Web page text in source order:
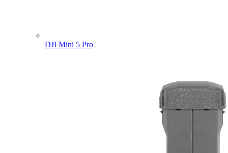
DJI Mini 5 Pro